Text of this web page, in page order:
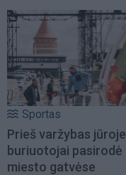
Sportas
Prieš varžybas jūroje
buriuotojai pasirodė
miesto gatvėse